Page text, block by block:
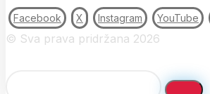
Facebook X Instagram YouTube
© Sva prava pridržana 2026